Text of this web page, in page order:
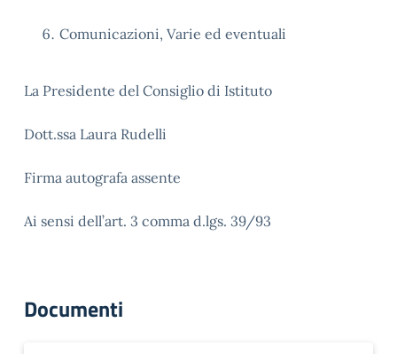
Comunicazioni, Varie ed eventuali
La Presidente del Consiglio di Istituto
Dott.ssa Laura Rudelli
Firma autografa assente
Ai sensi dell’art. 3 comma d.lgs. 39/93
Documenti